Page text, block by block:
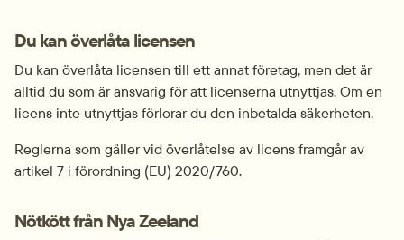
Du kan överlåta licensen
Du kan överlåta licensen till ett annat företag, men det är
alltid du som är ansvarig för att licenserna utnyttjas. Om en
licens inte utnyttjas förlorar du den inbetalda säkerheten.
Reglerna som gäller vid överlåtelse av licens framgår av
artikel 7 i förordning (EU) 2020/760.
Nötkött från Nya Zeeland